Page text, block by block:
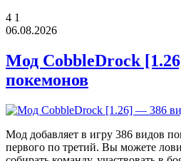
4 1
06.08.2026
Мод CobbleDrock
покемонов
Мод добавляет в игру 386 видов
первого по третий. Вы можете